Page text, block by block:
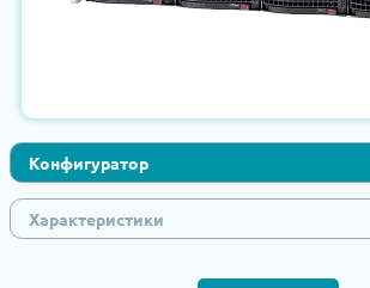
Конфигуратор
Характеристики